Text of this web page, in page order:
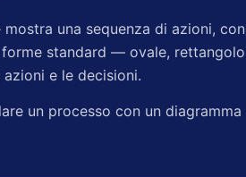
una sequenza di azioni,
forme standard — ovale,
e le decisioni.
un processo con un diagramma